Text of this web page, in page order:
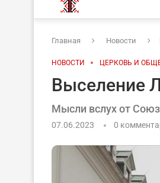
Главная Новости
НОВОСТИ ЦЕРКОВЬ И
Выселение
Мысли вслух от
07.06.2023 0